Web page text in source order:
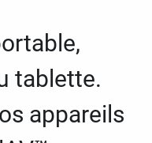
tablette.
appareils